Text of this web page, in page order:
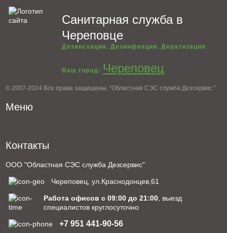
Санитарная служба в
Череповце
Дезинсекция. Дезинфекция. Дератизация
Ваш город: Череповец
© 2007-2024 Все права защищены. “Областная СЭС служба Дезсервис ”
Меню
Контакты
ООО "Областная СЭС служба Дезсервис"
Череповец, ул.Краснодонцев,61
Работа офисов с 09:00 до 21:00 , выезд
специалистов круглосуточно
+7 951 441-90-56